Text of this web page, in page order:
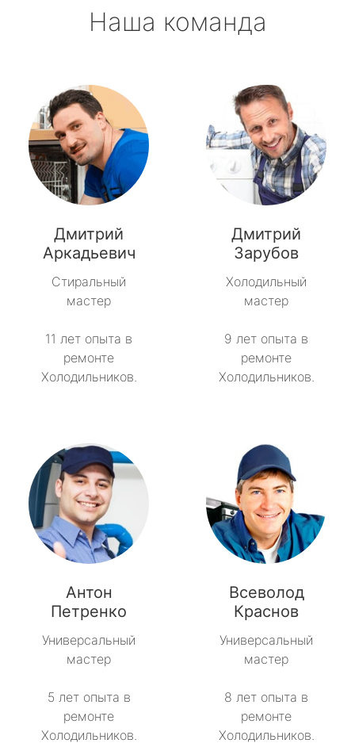
Наша команда
Дмитрий
Аркадьевич
Стиральный
мастер
11 лет опыта в
ремонте
Холодильников.
Дмитрий
Зарубов
Холодильный
мастер
9 лет опыта в
ремонте
Холодильников.
Антон
Петренко
Универсальный
мастер
5 лет опыта в
ремонте
Холодильников.
Всеволод
Краснов
Универсальный
мастер
8 лет опыта в
ремонте
Холодильников.